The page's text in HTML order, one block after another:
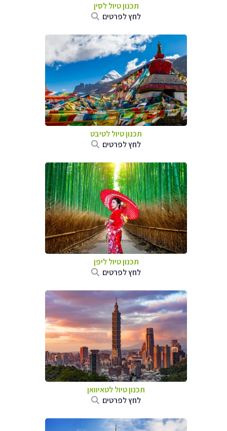
תכנון טיוללסין
לחץ לפרטים
תכנון טיוללטיבט
לחץ לפרטים
תכנון טיולליפן
לחץ לפרטים
תכנון טיוללטאיוואן
לחץ לפרטים